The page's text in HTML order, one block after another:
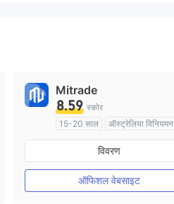
Mitrade
8.59 स्कोर
15-20 साल
ऑस्ट्रेलिया विनियमन
मार्केट मेकिंग (एमएम)
स्व अनुसंधान
विवरण
ऑफिशल वेबसाइट